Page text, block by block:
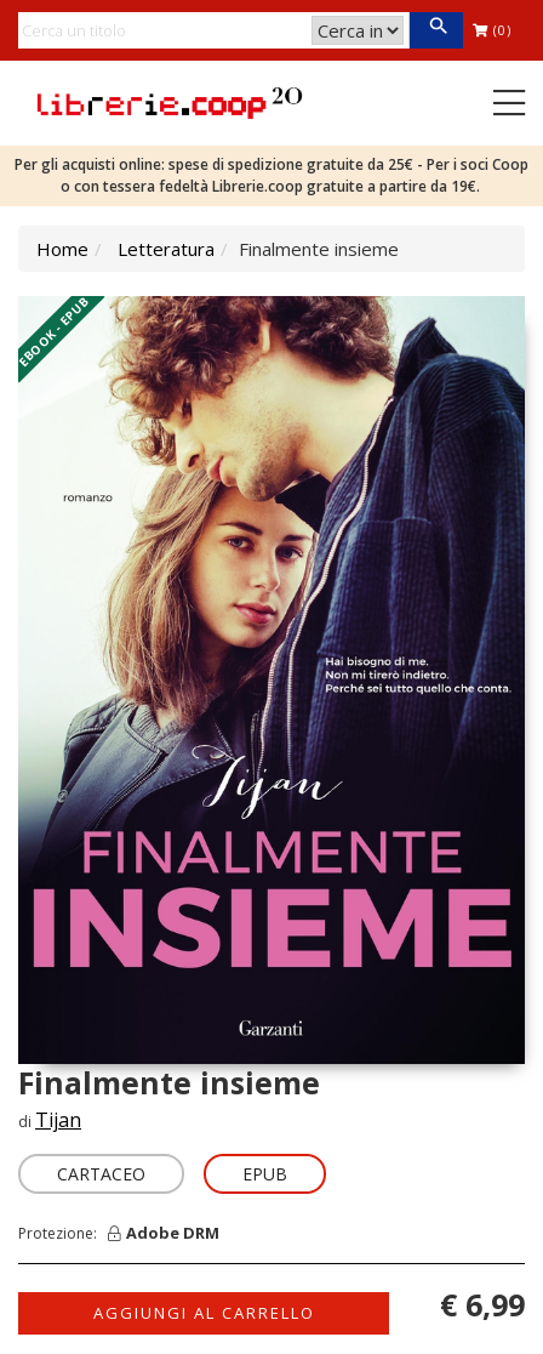
(0)
Per gli acquisti online: spese di spedizione gratuite da 25€ - Per i soci Coop
o con tessera fedeltà Librerie.coop gratuite a partire da 19€.
Home Letteratura Finalmente insieme
EBOOK - EPUB
Finalmente insieme
di Tijan
CARTACEO EPUB
Protezione: Adobe DRM
AGGIUNGI AL CARRELLO € 6,99